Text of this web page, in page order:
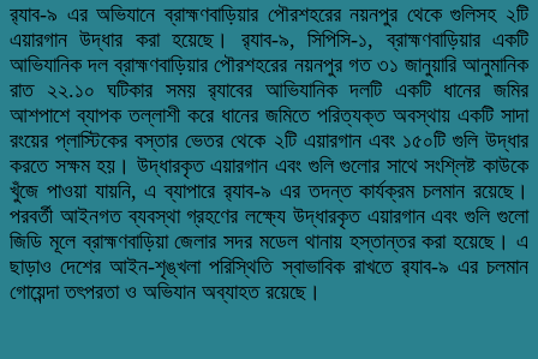
র‌্যাব-৯ এর অভিযানে ব্রাহ্মণবাড়িয়ার পৌরশহরের নয়নপুর থেকে গুলিসহ ২টি
এয়ারগান উদ্ধার করা হয়েছে। র‌্যাব-৯, সিপিসি-১, ব্রাহ্মণবাড়িয়ার একটি
আভিযানিক দল ব্রাহ্মণবাড়িয়ার পৌরশহরের নয়নপুর গত ৩১ জানুয়ারি আনুমানিক
রাত ২২.১০ ঘটিকার সময় র‌্যাবের আভিযানিক দলটি একটি ধানের জমির
আশপাশে ব্যাপক তল্লাশী করে ধানের জমিতে পরিত্যক্ত অবস্থায় একটি সাদা
রংয়ের প্লাস্টিকের বস্তার ভেতর থেকে ২টি এয়ারগান এবং ১৫০টি গুলি উদ্ধার
করতে সক্ষম হয়। উদ্ধারকৃত এয়ারগান এবং গুলি গুলোর সাথে সংশ্লিষ্ট কাউকে
খুঁজে পাওয়া যায়নি, এ ব্যাপারে র‌্যাব-৯ এর তদন্ত কার্যক্রম চলমান রয়েছে।
পরবর্তী আইনগত ব্যবস্থা গ্রহণের লক্ষ্যে উদ্ধারকৃত এয়ারগান এবং গুলি গুলো
জিডি মূলে ব্রাহ্মণবাড়িয়া জেলার সদর মডেল থানায় হস্তান্তর করা হয়েছে। এ
ছাড়াও দেশের আইন-শৃঙ্খলা পরিস্থিতি স্বাভাবিক রাখতে র‌্যাব-৯ এর চলমান
গোয়েন্দা তৎপরতা ও অভিযান অব্যাহত রয়েছে।